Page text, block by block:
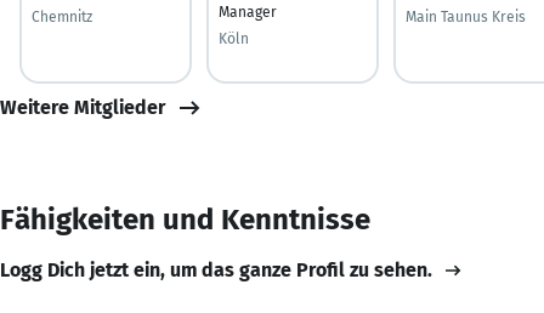
Chemnitz
Manager
Köln
Main Taunus Kreis
Weitere Mitglieder
Fähigkeiten und Kenntnisse
Logg Dich jetzt ein, um das ganze Profil zu sehen.